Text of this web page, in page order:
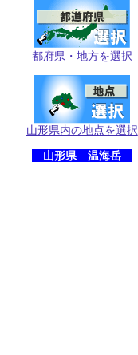
都府県・地方を選択
山形県内の地点を選択
山形県 温海岳